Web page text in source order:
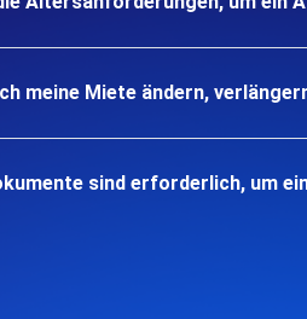
meine Miete ändern,
sind erforderlich, um